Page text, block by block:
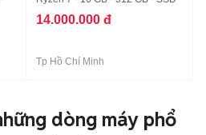
14.000.000 đ
Tp Hồ Chí Minh
dòng máy phổ